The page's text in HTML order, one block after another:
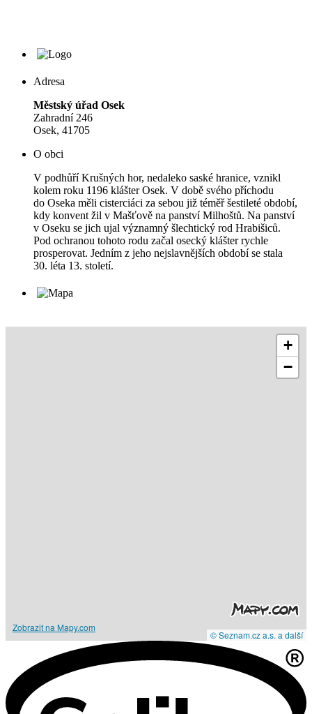
Adresa
Městský úřad Osek
Zahradní 246
Osek, 41705
O obci
V podhůří Krušných hor, nedaleko saské hranice, vznikl
kolem roku 1196 klášter Osek. V době svého příchodu
do Oseka měli cisterciáci za sebou již téměř šestileté období,
kdy konvent žil v Mašťově na panství Milhoštů. Na panství
v Oseku se jich ujal významný šlechtický rod Hrabišiců.
Pod ochranou tohoto rodu začal osecký klášter rychle
prosperovat. Jedním z jeho nejslavnějších období se stala
30. léta 13. století.
+
−
Zobrazit na Mapy.com
© Seznam.cz a.s. a další